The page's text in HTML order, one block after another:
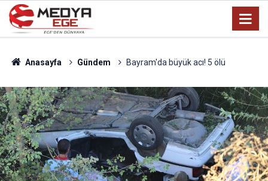
Anasayfa Gündem Bayram'da büyük acı! 5 ölü